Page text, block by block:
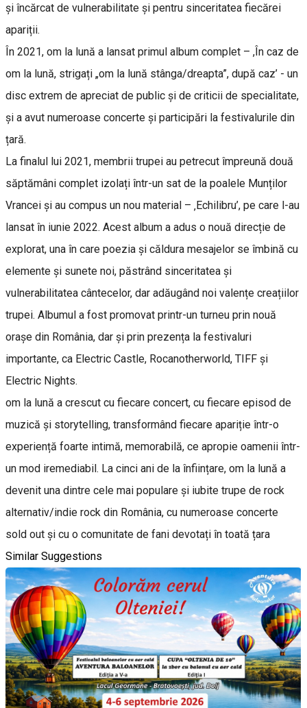
și încărcat de vulnerabilitate și pentru sinceritatea fiecărei
apariții.
În 2021, om la lună a lansat primul album complet – ,În caz de
om la lună, strigați „om la lună stânga/dreapta”, după caz’ - un
disc extrem de apreciat de public și de criticii de specialitate,
și a avut numeroase concerte și participări la festivalurile din
țară.
La finalul lui 2021, membrii trupei au petrecut împreună două
săptămâni complet izolați într-un sat de la poalele Munților
Vrancei și au compus un nou material – ‚Echilibru’, pe care l-au
lansat în iunie 2022. Acest album a adus o nouă direcție de
explorat, una în care poezia și căldura mesajelor se îmbină cu
elemente și sunete noi, păstrând sinceritatea și
vulnerabilitatea cântecelor, dar adăugând noi valențe creațiilor
trupei. Albumul a fost promovat printr-un turneu prin nouă
orașe din România, dar și prin prezența la festivaluri
importante, ca Electric Castle, Rocanotherworld, TIFF și
Electric Nights.
om la lună a crescut cu fiecare concert, cu fiecare episod de
muzică și storytelling, transformând fiecare apariție într-o
experiență foarte intimă, memorabilă, ce apropie oamenii într-
un mod iremediabil. La cinci ani de la înființare, om la lună a
devenit una dintre cele mai populare și iubite trupe de rock
alternativ/indie rock din România, cu numeroase concerte
sold out și cu o comunitate de fani devotați în toată țara
Similar Suggestions